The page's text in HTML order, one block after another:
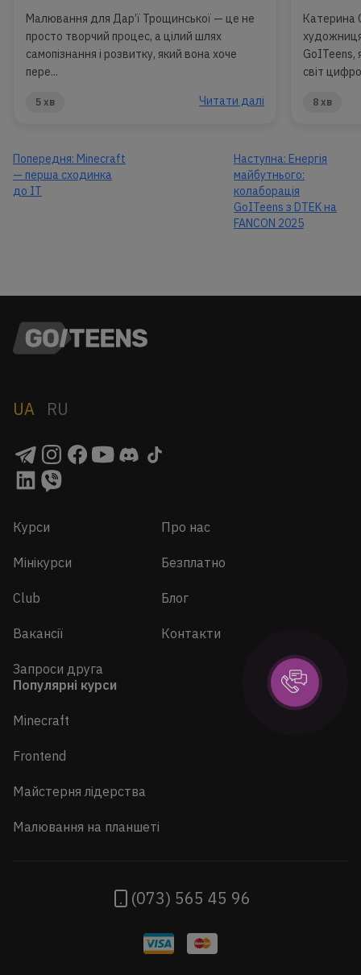
Малювання для Дар’ї Трощинської — це не
просто творчий процес, а цілий шлях
самопізнання і розвитку, який вона хоче
пере...
5 хв Читати далі
Катерина
GoITeens,
світ
8 хв
Попередня: Minecraft
— перша сходинка
до ІТ
Наступна: Енергія
майбутнього:
колаборація
GoITeens з DTEK на
FANCON 2025
UA RU
Курси
Мінікурси
Club
Вакансії
Запроси друга
Про нас
Безплатно
Блог
Контакти
Популярні курси
Minecraft
Frontend
Майстерня лідерства
Малювання на планшеті
(073) 565 45 96